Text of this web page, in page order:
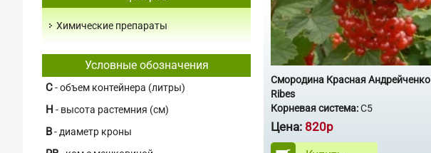
Химические препараты
Условные обозначения
C- объем контейнера (литры)
H - высота растемния (см)
В- диаметр кроны
Смородина Красная Андрейченко
Ribes
Корневая система:С5
Цена: 820р